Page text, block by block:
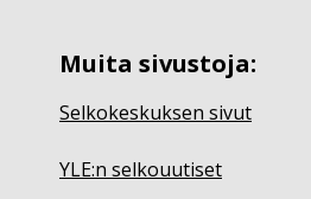
Muita sivustoja:
Selkokeskuksen sivut
YLE:n selkouutiset